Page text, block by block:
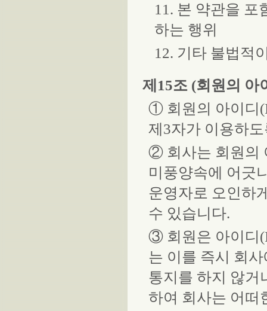
11. 본 약관을 포
하는 행위
12. 기타 불법적
제15조 (회원의 아
① 회원의 아이디
제3자가 이용하
② 회사는 회원의
미풍양속에 어긋
운영자로 오인하
수 있습니다.
③ 회원은 아이디
는 이를 즉시 회
통지를 하지 않거
하여 회사는 어떠